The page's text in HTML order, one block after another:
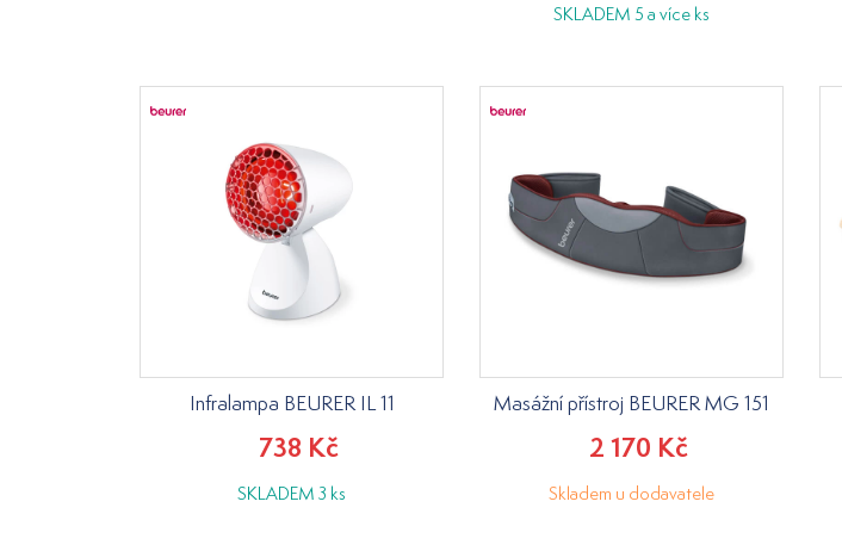
SKLADEM 5 a více ks
Infralampa BEURER IL 11
738 Kč
SKLADEM 3 ks
Masážní přístroj BEURER MG 151
2 170 Kč
Skladem u dodavatele